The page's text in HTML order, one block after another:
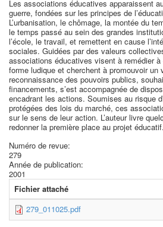
Les associations éducatives apparaissent
guerre, fondées sur les principes de
L’urbanisation, le chômage, la montée du
le temps passé au sein des grandes
l’école, le travail, et remettent en cause
sociales. Guidées par des valeurs
associations éducatives visent à remédier
forme ludique et cherchent à promouvoir un
reconnaissance des pouvoirs publics,
financements, s’est accompagnée de
encadrant les actions. Soumises au risque
protégées des lois du marché, ces
sur le sens de leur action. L’auteur livre
redonner la première place au projet éducatif.
Numéro de revue:
279
Année de publication:
2001
Fichier attaché
279_011025.pdf